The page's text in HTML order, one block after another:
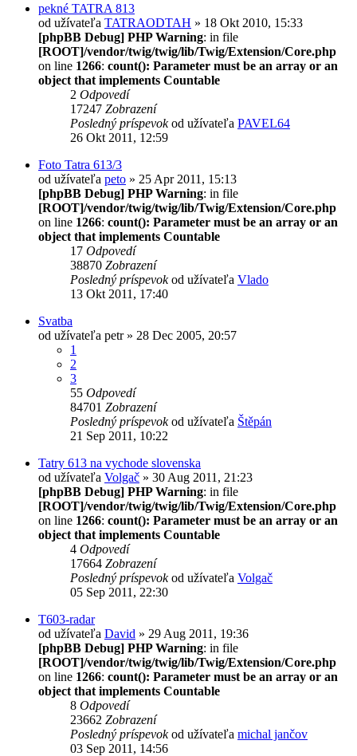
pekné TATRA 813
od užívateľa TATRAODTAH » 18 Okt 2010, 15:33
[phpBB Debug] PHP Warning: in file
[ROOT]/vendor/twig/twig/lib/Twig/Extension/Core.php
on line 1266: count(): Parameter must be an array or an
object that implements Countable
2 Odpovedí
17247 Zobrazení
Posledný príspevokod užívateľa PAVEL64
26 Okt 2011, 12:59
Foto Tatra 613/3
od užívateľa peto » 25 Apr 2011, 15:13
[phpBB Debug] PHP Warning: in file
[ROOT]/vendor/twig/twig/lib/Twig/Extension/Core.php
on line 1266: count(): Parameter must be an array or an
object that implements Countable
17 Odpovedí
38870 Zobrazení
Posledný príspevokod užívateľa Vlado
13 Okt 2011, 17:40
Svatba
od užívateľa petr» 28 Dec 2005, 20:57
1
2
3
55 Odpovedí
84701 Zobrazení
Posledný príspevokod užívateľa Štěpán
21 Sep 2011, 10:22
Tatry 613 na vychode slovenska
od užívateľa Volgač » 30 Aug 2011, 21:23
[phpBB Debug] PHP Warning: in file
[ROOT]/vendor/twig/twig/lib/Twig/Extension/Core.php
on line 1266: count(): Parameter must be an array or an
object that implements Countable
4 Odpovedí
17664 Zobrazení
Posledný príspevokod užívateľa Volgač
05 Sep 2011, 22:30
T603-radar
od užívateľa David » 29 Aug 2011, 19:36
[phpBB Debug] PHP Warning: in file
[ROOT]/vendor/twig/twig/lib/Twig/Extension/Core.php
on line 1266: count(): Parameter must be an array or an
object that implements Countable
8 Odpovedí
23662 Zobrazení
Posledný príspevokod užívateľa michal jančov
03 Sep 2011, 14:56